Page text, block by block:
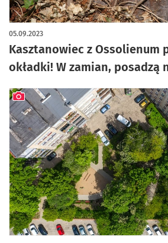
Kasztanowiec z Ossolienum
okładki! W zamian, posadzą
05.09.2023
artykuł z galerią zdjęć